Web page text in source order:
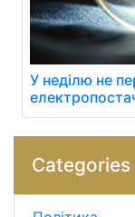
У неділю не
Categories